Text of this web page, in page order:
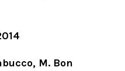
M. Bon